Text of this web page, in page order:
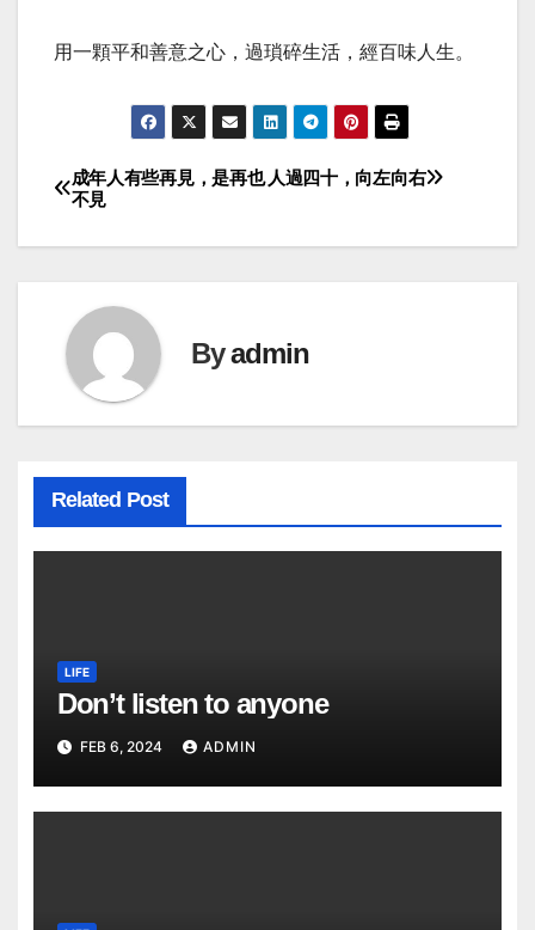
用一顆平和善意之心，過瑣碎生活，經百味人生。
Post
navigation
人過四十，向左向右
成年人有些再見，是再也
不見
Byadmin
Related Post
LIFE
Don’t listen to anyone
FEB 6, 2024 ADMIN